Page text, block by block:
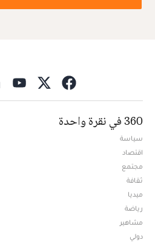
360 في نقرة واحدة
سياسة
اقتصاد
مجتمع
ثقافة
ميديا
رياضة
مشاهير
دولي